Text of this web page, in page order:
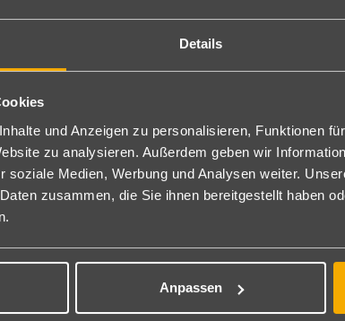
Details
und Anzeigen zu personalisieren, Funktionen
zu analysieren. Außerdem geben wir
soziale Medien, Werbung und Analysen weiter.
zusammen, die Sie ihnen bereitgestellt haben
Anpassen
Hüntwangen
Karlshorst
Mannheim
Kieswerk Haar
See
Herrenkrug Rennbahn
Horner Rennbahn